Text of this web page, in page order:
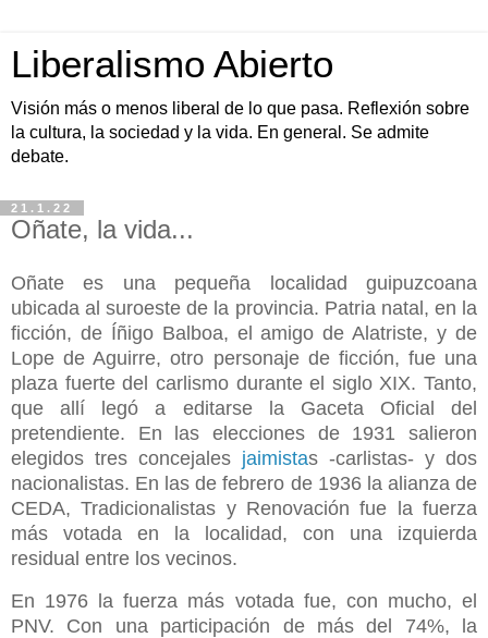
Liberalismo Abierto
Visión más o menos liberal de lo que pasa. Reflexión sobre
la cultura, la sociedad y la vida. En general. Se admite
debate.
21.1.22
Oñate, la vida...
Oñate es una pequeña localidad guipuzcoana
ubicada al suroeste de la provincia. Patria natal, en la
ficción, de Íñigo Balboa, el amigo de Alatriste, y de
Lope de Aguirre, otro personaje de ficción, fue una
plaza fuerte del carlismo durante el siglo XIX. Tanto,
que allí legó a editarse la Gaceta Oficial del
pretendiente. En las elecciones de 1931 salieron
elegidos tres concejales jaimistas -carlistas- y dos
nacionalistas. En las de febrero de 1936 la alianza de
CEDA, Tradicionalistas y Renovación fue la fuerza
más votada en la localidad, con una izquierda
residual entre los vecinos.
En 1976 la fuerza más votada fue, con mucho, el
PNV. Con una participación de más del 74%, la